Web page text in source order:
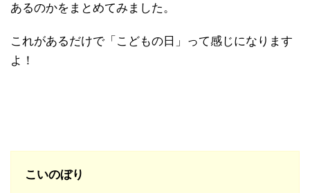
あるのかをまとめてみました。
これがあるだけで「こどもの日」って感じになります
よ！
こいのぼり